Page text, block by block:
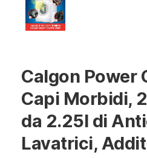
Calgon Power
Capi Morbidi,
da 2.25l di
Lavatrici,